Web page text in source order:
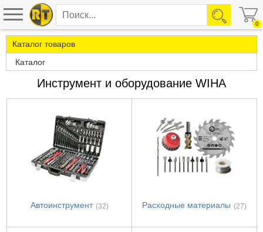
0
Каталог товаров
Каталог
Инструмент и оборудование WIHA
Автоинструмент (32) Расходные материалы (27)